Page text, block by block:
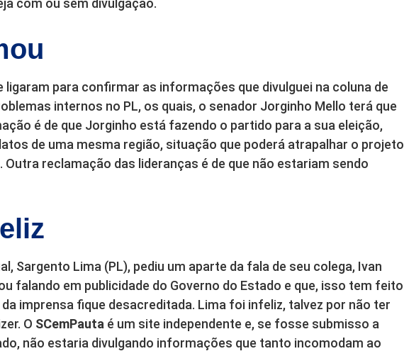
com ou sem divulgação.
ligaram para confirmar as informações que divulguei na coluna de
internos no PL, os quais, o senador Jorginho Mello terá que
é de que Jorginho está fazendo o partido para a sua eleição,
de uma mesma região, situação que poderá atrapalhar o projeto
Outra reclamação das lideranças é de que não estariam sendo
Sargento Lima (PL), pediu um aparte da fala de seu colega, Ivan
falando em publicidade do Governo do Estado e que, isso tem feito
imprensa fique desacreditada. Lima foi infeliz, talvez por não ter
O SCemPauta é um site independente e, se fosse submisso a
não estaria divulgando informações que tanto incomodam ao